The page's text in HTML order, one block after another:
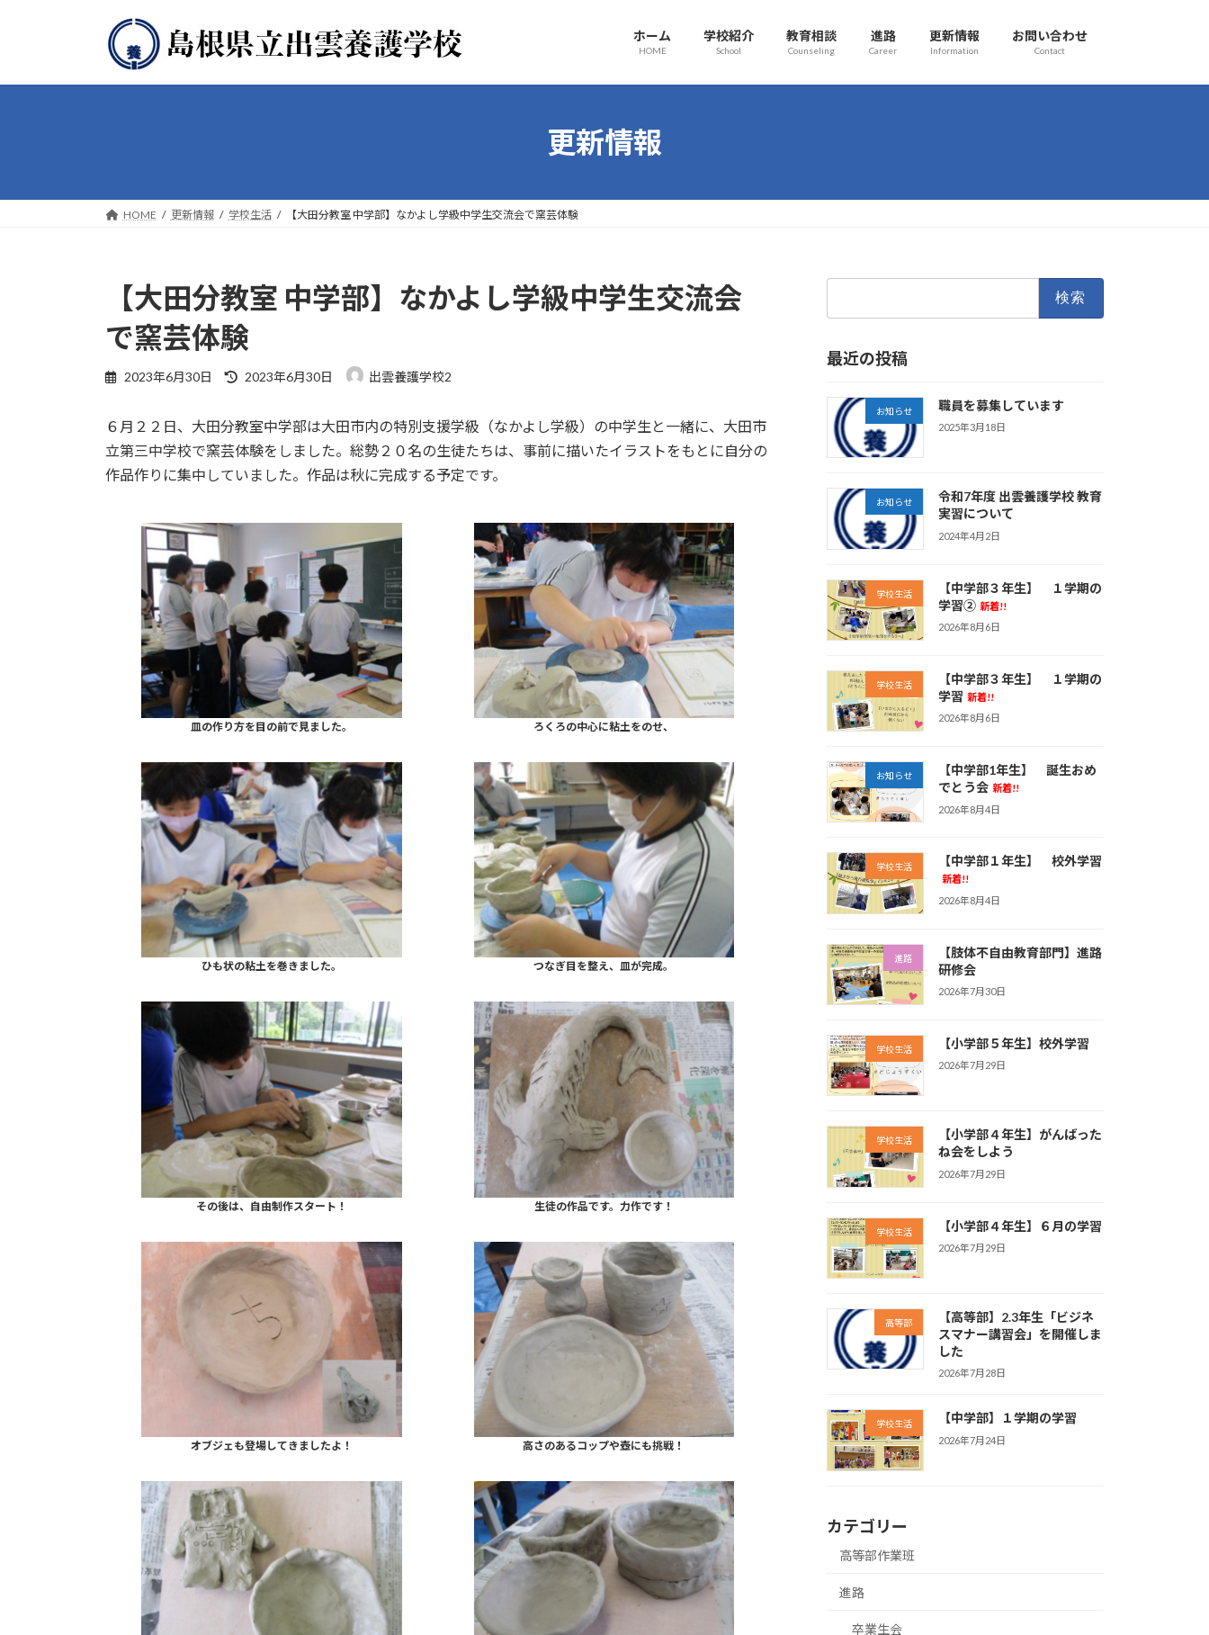
プ
動
ホーム
HOME
学校紹介
School
教育相談
Counseling
進路
Career
更新情報
Information
お問い合わせ
Contact
更新情報
HOME 更新情報 学校生活 【大田分教室 中学部】なかよし学級中学生交流会で窯芸体験
【大田分教室 中学部】なかよし学級中学生交流会
で窯芸体験
2023年6月30日
最
新
日
:
2023年6月30日 出雲養護学校2
６月２２日、大田分教室中学部は大田市内の特別支援学級（なかよし学級）の中学生と一緒に、大田市
立第三中学校で窯芸体験をしました。総勢２０名の生徒たちは、事前に描いたイラストをもとに自分の
作品作りに集中していました。作品は秋に完成する予定です。
皿の作り方を目の前で見ました。 ろくろの中心に粘土をのせ、
ひも状の粘土を巻きました。 つなぎ目を整え、皿が完成。
その後は、自由制作スタート！ 生徒の作品です。力作です！
オブジェも登場してきましたよ！ 高さのあるコップや壺にも挑戦！
最近の投稿
お知らせ 職員を募集しています
2025年3月18日
お知らせ
令和7年度 出雲養護学校 教育
実習について
2024年4月2日
学校生活
【中学部３年生】 １学期の
学習② 新着!!
2026年8月6日
学校生活
【中学部３年生】 １学期の
学習 新着!!
2026年8月6日
お知らせ
【中学部1年生】 誕生おめ
でとう会 新着!!
2026年8月4日
学校生活 【中学部１年生】 校外学習
新着!!
2026年8月4日
進路
【肢体不自由教育部門】進路
研修会
2026年7月30日
学校生活 【小学部５年生】校外学習
2026年7月29日
学校生活
【小学部４年生】がんばった
ね会をしよう
2026年7月29日
学校生活 【小学部４年生】６月の学習
2026年7月29日
高等部
【高等部】2.3年生「ビジネ
スマナー講習会」を開催しま
した
2026年7月28日
学校生活 【中学部】１学期の学習
2026年7月24日
カテゴリー
高等部作業班
進路
卒業生会